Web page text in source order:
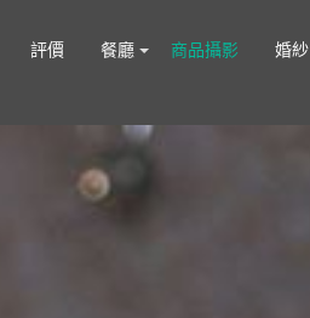
評價 餐廳 商品攝影 婚紗